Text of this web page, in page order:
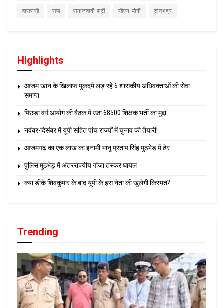
वाराणसी सपा समाजवादी पार्टी सीएम योगी सोनभद्र
Highlights
आजम खान के खिलाफ मुकदमे लड़ रहे 6 शासकीय अधिवक्ताओं की सेवा
समाप्त
पिछड़ा वर्ग आयोग की बैठक में उठा 68500 शिक्षक भर्ती का मुद्दा
नवंबर-दिसंबर में यूपी सहित पांच राज्यों में चुनाव की तैयारी!
आजमगढ़ का एक लाख का इनामी भानू प्रताप सिंह मुठभेड़ में ढेर
पुलिस मुठभेड़ में अंतरराज्यीय गांजा तस्कर घायल
क्या डीके शिवकुमार के बाद यूपी के इस नेता की खुलेगी किस्मत?
Trending